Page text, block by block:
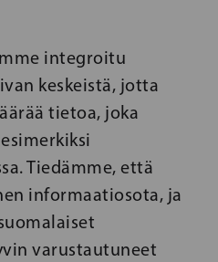
integroitu
keskeistä, jotta
tietoa, joka
Tiedämme, että
informaatiosota, ja
varustautuneet